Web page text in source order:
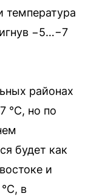
температура
−5…−7
районах
°C, но по
будет как
и
в